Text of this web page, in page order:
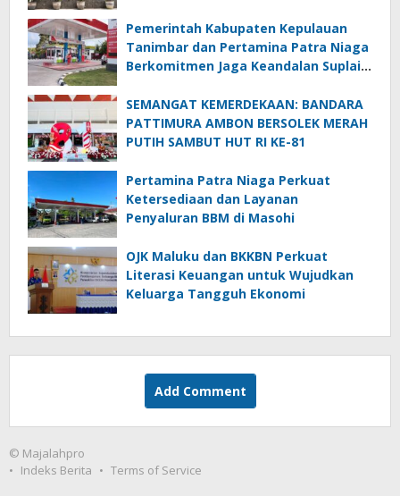
Pemerintah Kabupaten Kepulauan
Tanimbar dan Pertamina Patra Niaga
Berkomitmen Jaga Keandalan Suplai
SEMANGAT KEMERDEKAAN: BANDARA
PATTIMURA AMBON BERSOLEK MERAH
PUTIH SAMBUT HUT RI KE-81
Pertamina Patra Niaga Perkuat
Ketersediaan dan Layanan
Penyaluran BBM di Masohi
OJK Maluku dan BKKBN Perkuat
Literasi Keuangan untuk Wujudkan
Keluarga Tangguh Ekonomi
Add Comment
© Majalahpro
Indeks Berita
Terms of Service